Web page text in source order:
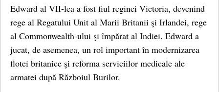
Edward al VII-lea a fost fiul reginei Victoria, devenind
rege al Regatului Unit al Marii Britanii şi Irlandei, rege
al Commonwealth-ului şi împărat al Indiei. Edward a
jucat, de asemenea, un rol important în modernizarea
flotei britanice şi reforma serviciilor medicale ale
armatei după Războiul Burilor.